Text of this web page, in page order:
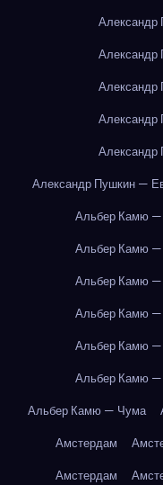
Александр
Александр
Александр
Александр
Александр
Александр Пушкин —
Альбер Камю
Альбер Камю
Альбер Камю
Альбер Камю
Альбер Камю
Альбер Камю
Альбер Камю — Чума
Амстердам
Амстердам